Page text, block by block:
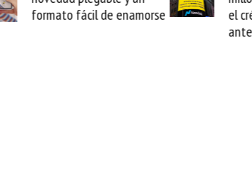
el crédito del venezolano